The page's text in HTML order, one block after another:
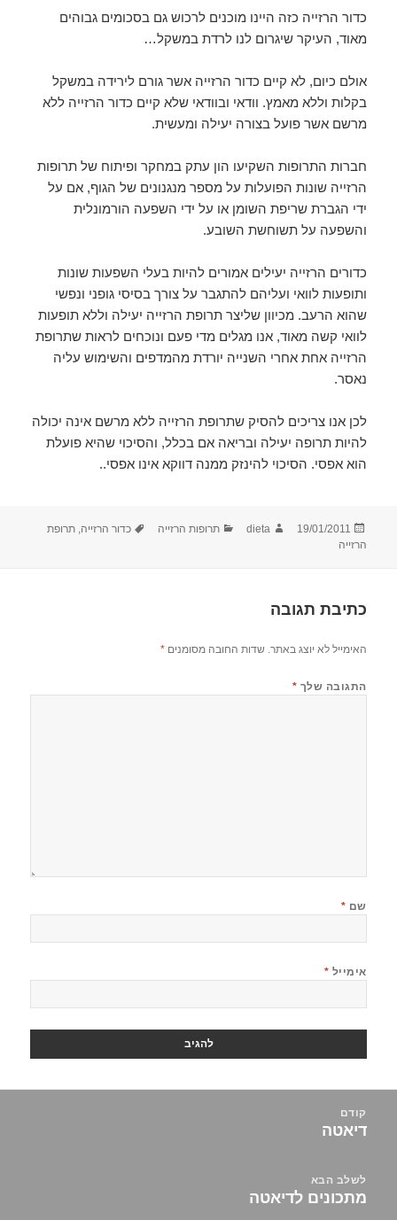
כדור הרזייה כזה היינו מוכנים לרכוש גם בסכומים גבוהים
מאוד, העיקר שיגרום לנו לרדת במשקל…
אולם כיום, לא קיים כדור הרזייה אשר גורם לירידה במשקל
בקלות וללא מאמץ. וודאי ובוודאי שלא קיים כדור הרזייה ללא
מרשם אשר פועל בצורה יעילה ומעשית.
חברות התרופות השקיעו הון עתק במחקר ופיתוח של תרופות
הרזייה שונות הפועלות על מספר מנגנונים של הגוף, אם על
ידי הגברת שריפת השומן או על ידי השפעה הורמונלית
והשפעה על תשוחשת השובע.
כדורים הרזייה יעילים אמורים להיות בעלי השפעות שונות
ותופעות לוואי ועליהם להתגבר על צורך בסיסי גופני ונפשי
שהוא הרעב. מכיוון שליצר תרופת הרזייה יעילה וללא תופעות
לוואי קשה מאוד, אנו מגלים מדי פעם ונוכחים לראות שתרופת
הרזייה אחת אחרי השנייה יורדת מהמדפים והשימוש עליה
נאסר.
לכן אנו צריכים להסיק שתרופת הרזייה ללא מרשם אינה יכולה
להיות תרופה יעילה ובריאה אם בכלל, והסיכוי שהיא פועלת
הוא אפסי. הסיכוי להינזק ממנה דווקא אינו אפסי..
פורסם
בתאריך
19/01/2011 מחבר
dieta קטגוריות
תרופות הרזייה תגיות
כדור הרזייה,תרופת
הרזייה
כתיבת תגובה
האימייל לא יוצג באתר. שדות החובה מסומנים*
התגובה שלך *
שם *
אימייל *
קודם
הפוסט
דיאטה
לשלב הבא
הפוסט
מתכונים לדיאטה